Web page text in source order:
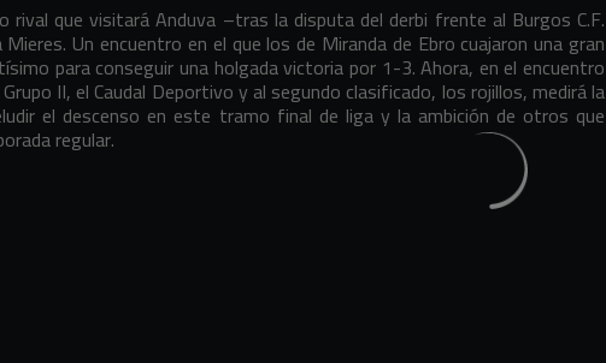
rival que visitará Anduva –tras la disputa del derbi frente al Burgos C.F.
Un encuentro en el que los de Miranda de Ebro cuajaron una gran
para conseguir una holgada victoria por 1-3. Ahora, en el encuentro
II, el Caudal Deportivo y al segundo clasificado, los rojillos, medirá la
el descenso en este tramo final de liga y la ambición de otros que
regular.